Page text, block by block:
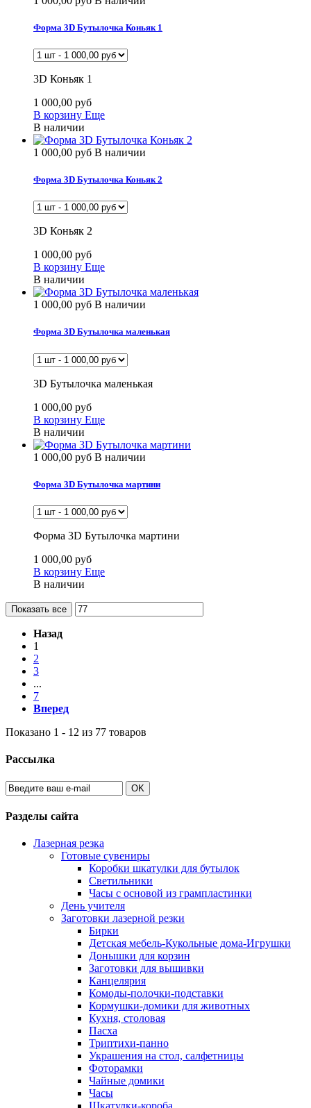
Форма 3D Бутылочка Коньяк 1
3D Коньяк 1
1 000,00 руб
В корзину Еще
В наличии
1 000,00 руб В наличии
Форма 3D Бутылочка Коньяк 2
3D Коньяк 2
1 000,00 руб
В корзину Еще
В наличии
1 000,00 руб В наличии
Форма 3D Бутылочка маленькая
3D Бутылочка маленькая
1 000,00 руб
В корзину Еще
В наличии
1 000,00 руб В наличии
Форма 3D Бутылочка мартини
Форма 3D Бутылочка мартини
1 000,00 руб
В корзину Еще
В наличии
Показать все
Назад
1
2
3
...
7
Вперед
Показано 1 - 12 из 77 товаров
Рассылка
OK
Разделы сайта
Лазерная резка
Готовые сувениры
Коробки шкатулки для бутылок
Светильники
Часы с основой из грампластинки
День учителя
Заготовки лазерной резки
Бирки
Детская мебель-Кукольные дома-Игрушки
Донышки для корзин
Заготовки для вышивки
Канцелярия
Комоды-полочки-подставки
Кормушки-домики для животных
Кухня, столовая
Пасха
Триптихи-панно
Украшения на стол, салфетницы
Фоторамки
Чайные домики
Часы
Шкатулки-короба